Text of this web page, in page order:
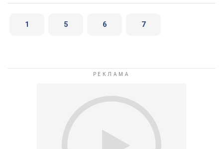
1 5 6 7